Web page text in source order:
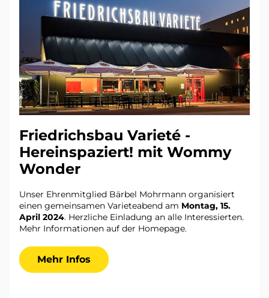
Friedrichsbau Varieté -
Hereinspaziert! mit Wommy
Wonder
Unser Ehrenmitglied Bärbel Mohrmann organisiert
einen gemeinsamen Varieteabend am Montag, 15.
April 2024. Herzliche Einladung an alle Interessierten.
Mehr Informationen auf der Homepage.
Mehr Infos